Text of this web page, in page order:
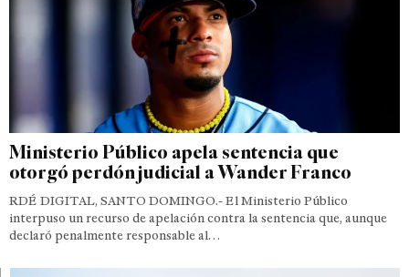
Ministerio Público apela sentencia que
otorgó perdón judicial a Wander Franco
RDÉ DIGITAL, SANTO DOMINGO.- El Ministerio Público
interpuso un recurso de apelación contra la sentencia que, aunque
declaró penalmente responsable al…